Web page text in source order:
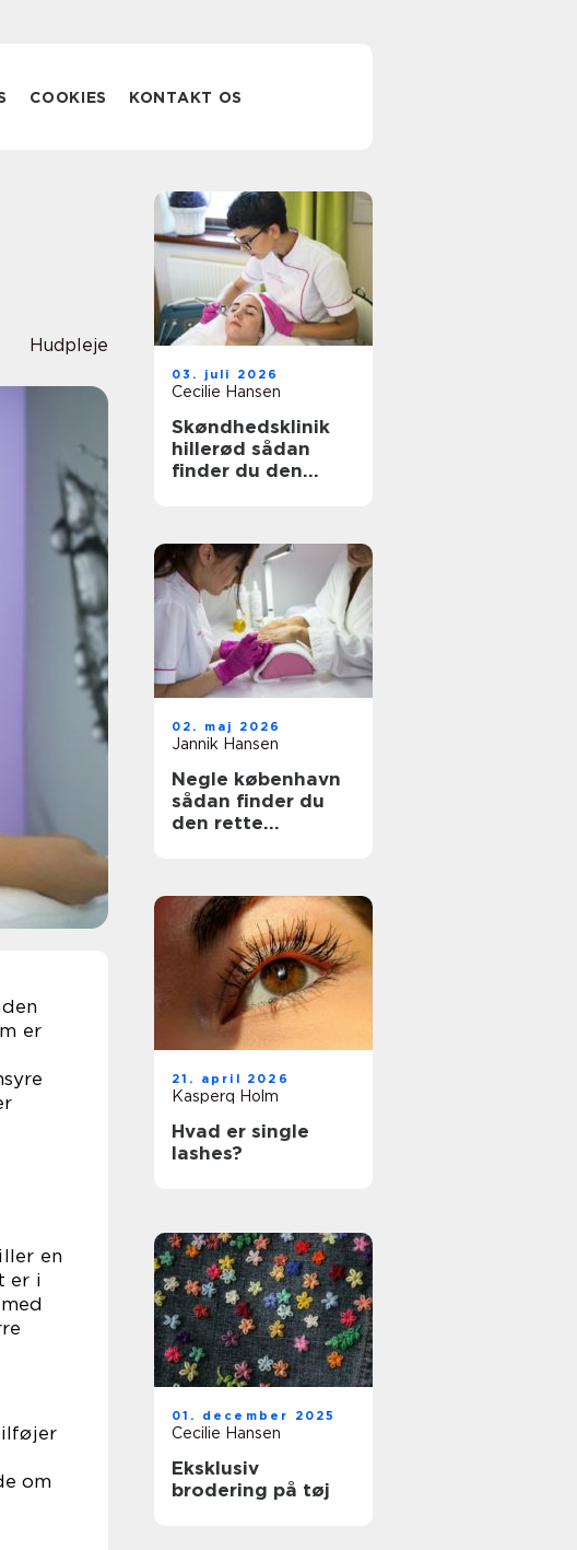
COOKIES KONTAKT OS
Hudpleje
er
en
er i
om
03. juli 2026
Cecilie Hansen
Skøndhedsklinik
hillerød sådan
finder du den
02. maj 2026
Jannik Hansen
Negle københavn
sådan finder du
den rette
21. april 2026
Kasperq Holm
Hvad er single
lashes?
01. december 2025
Cecilie Hansen
Eksklusiv
brodering på tøj